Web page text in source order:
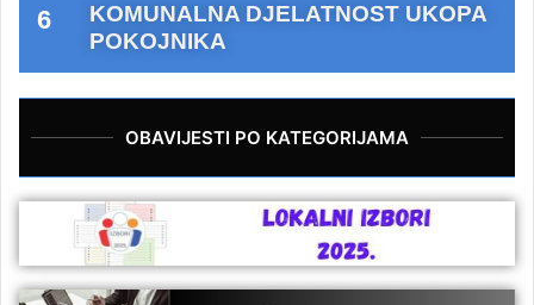
KOMUNALNA DJELATNOST UKOPA
POKOJNIKA
OBAVIJESTI PO KATEGORIJAMA